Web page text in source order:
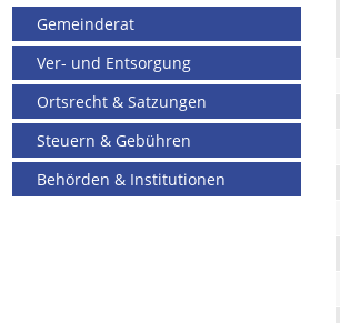
Gemeinderat
Ver- und Entsorgung
Ortsrecht & Satzungen
Steuern & Gebühren
Behörden & Institutionen